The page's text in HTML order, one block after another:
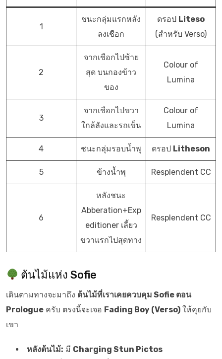
1
ชนะกลุ่มแรกหลัง
ลงเชือก
ดรอป Liteso
(สำหรับ Verso)
2
จากเชือกไปซ้าย
สุด บนกองข้าว
ของ
Colour of
Lumina
3
จากเชือกไปขวา
ใกล้ลังและรถเข็น
Colour of
Lumina
4 ชนะกลุ่มรอบน้ำพุ ดรอป Litheson
5 ข้างน้ำพุ Resplendent CC
6
หลังชนะ
Abberation+Exp
editioner เลี้ยว
ขวาแรกไปสุดทาง
Resplendent CC
ต้นไม้แห่ง Sofie
เดินตามทางจะมาถึง ต้นไม้ที่เราเคยควบคุม Sofie ตอน
Prologue ครับ ตรงนี้จะเจอ Fading Boy (Verso) ให้คุยกับ
เขา
หลังต้นไม้: มี Charging Stun Pictos